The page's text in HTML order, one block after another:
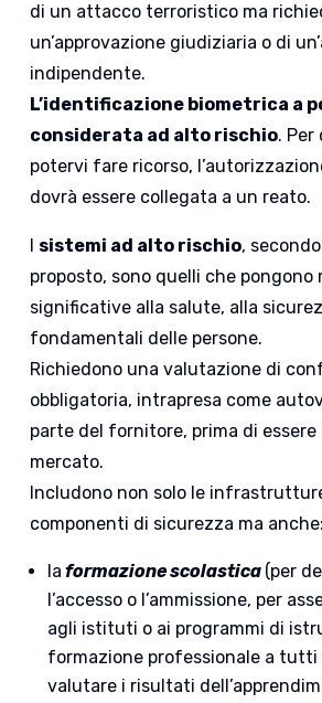
di un attacco terroristico ma
un’approvazione giudiziaria o di
indipendente.
L’identificazione biometrica a
considerata ad alto rischio. Per
potervi fare ricorso,
dovrà essere collegata a un reato.
I sistemi ad alto rischio,
proposto, sono quelli che pongono
significative alla salute, alla
fondamentali delle persone.
Richiedono una valutazione di
obbligatoria, intrapresa come
parte del fornitore, prima di essere
mercato.
Includono non solo le
componenti di sicurezza ma anche:
la formazione scolastica (per
l’accesso o l’ammissione, per
agli istituti o ai programmi di
formazione professionale a tutti
valutare i risultati